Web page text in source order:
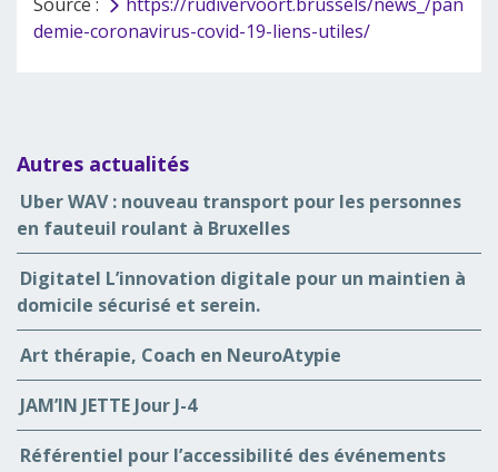
demie-coronavirus-covid-19-liens-utiles/
Autres actualités
Uber WAV : nouveau transport pour les personnes
en fauteuil roulant à Bruxelles
Digitatel L’innovation digitale pour un maintien à
domicile sécurisé et serein.
Art thérapie, Coach en NeuroAtypie
JAM’IN JETTE Jour J-4
Référentiel pour l’accessibilité des événements